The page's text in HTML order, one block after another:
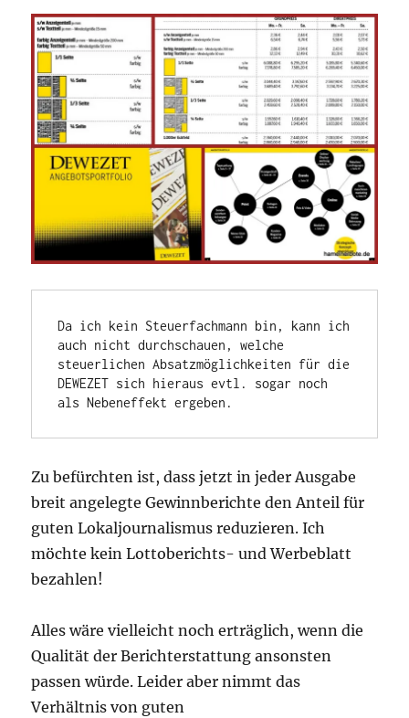
Da ich kein Steuerfachmann bin, kann ich
auch nicht durchschauen, welche
steuerlichen Absatzmöglichkeiten für die
DEWEZET sich hieraus evtl. sogar noch
als Nebeneffekt ergeben.
Zu befürchten ist, dass jetzt in jeder Ausgabe
breit angelegte Gewinnberichte den Anteil für
guten Lokaljournalismus reduzieren. Ich
möchte kein Lottoberichts- und Werbeblatt
bezahlen!
Alles wäre vielleicht noch erträglich, wenn die
Qualität der Berichterstattung ansonsten
passen würde. Leider aber nimmt das
Verhältnis von guten